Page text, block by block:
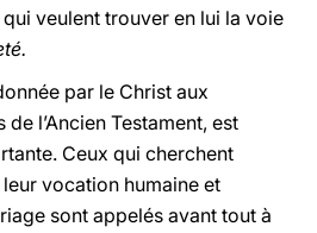
veulent trouver en lui la voie
par le Christ aux
l’Ancien Testament, est
Ceux qui cherchent
vocation humaine et
sont appelés avant tout à